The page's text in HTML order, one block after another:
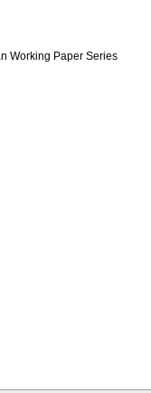
Working Paper Series